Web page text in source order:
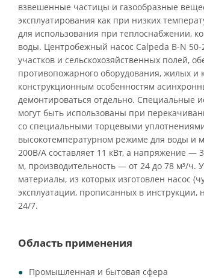
взвешенные частицы и газообразные
эксплуатирования как при низких
для использования при теплоснабжении,
воды. Центробежный насос Calpeda B-N
участков и сельскохозяйственных полей,
противопожарного оборудования, жилых и
конструкционным особенностям
демонтироваться отдельно. Специальные
могут быть использованы при
со специальными торцевыми
высокотемпературном режиме для воды и
200B/A составляет 11 кВт, а напряжение —
м, производительность — от 24 до 78 м³/ч.
материалы, из которых изготовлен насос
эксплуатации, прописанных в
24/7.
Область применения
Промышленная и бытовая сфера